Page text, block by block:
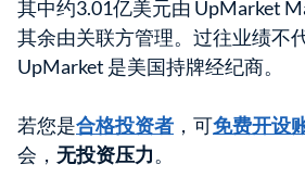
其中约3.01亿美元由 UpMarket
其余由关联方管理。过往业绩不
UpMarket 是美国持牌经纪商。
若您是合格投资者 ，可免费开设
会， 无投资压力。